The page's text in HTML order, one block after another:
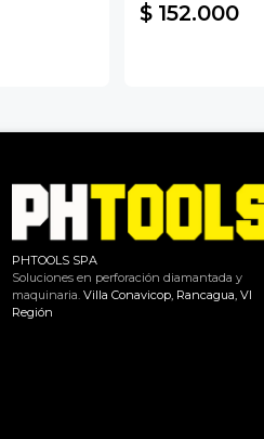
$ 152.000
PHTOOLS SPA
Soluciones en perforación diamantada y
maquinaria. Villa Conavicop, Rancagua, VI
Región